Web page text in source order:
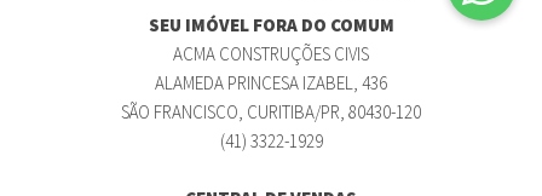
SEU IMÓVEL FORA DO COMUM
ACMA CONSTRUÇÕES CIVIS
ALAMEDA PRINCESA IZABEL, 436
SÃO FRANCISCO, CURITIBA/PR, 80430-120
(41) 3322-1929